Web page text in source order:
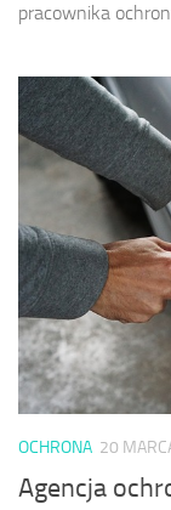
pracownika
OCHRONA 20
Agencja